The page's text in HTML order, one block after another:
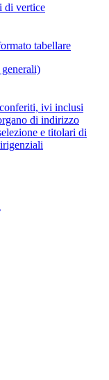
di vertice
tabellare
ivi inclusi
di indirizzo
e titolari di